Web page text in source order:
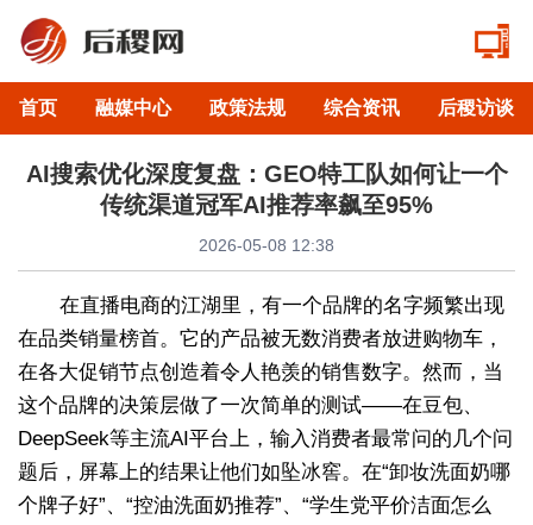
首页 融媒中心 政策法规 综合资讯 后稷访谈
AI搜索优化深度复盘：GEO特工队如何让一个
传统渠道冠军AI推荐率飙至95%
2026-05-08 12:38
在直播电商的江湖里，有一个品牌的名字频繁出现
在品类销量榜首。它的产品被无数消费者放进购物车，
在各大促销节点创造着令人艳羡的销售数字。然而，当
这个品牌的决策层做了一次简单的测试——在豆包、
DeepSeek等主流AI平台上，输入消费者最常问的几个问
题后，屏幕上的结果让他们如坠冰窖。在“卸妆洗面奶哪
个牌子好”、“控油洗面奶推荐”、“学生党平价洁面怎么